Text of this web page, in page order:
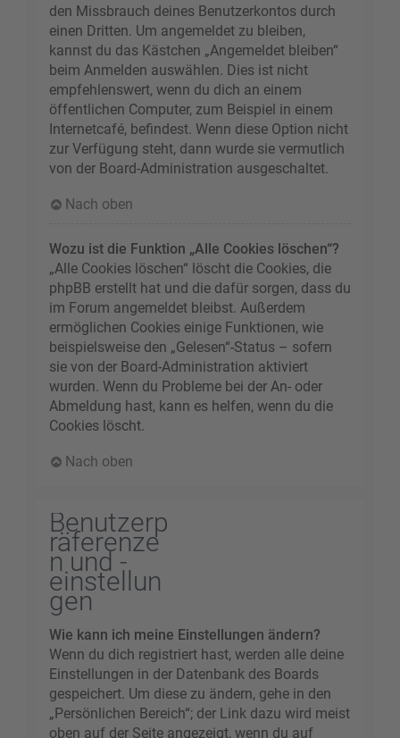
den Missbrauch deines Benutzerkontos durch
einen Dritten. Um angemeldet zu bleiben,
kannst du das Kästchen „Angemeldet bleiben“
beim Anmelden auswählen. Dies ist nicht
empfehlenswert, wenn du dich an einem
öffentlichen Computer, zum Beispiel in einem
Internetcafé, befindest. Wenn diese Option nicht
zur Verfügung steht, dann wurde sie vermutlich
von der Board-Administration ausgeschaltet.
Nach oben
Wozu ist die Funktion „Alle Cookies löschen“?
„Alle Cookies löschen“ löscht die Cookies, die
phpBB erstellt hat und die dafür sorgen, dass du
im Forum angemeldet bleibst. Außerdem
ermöglichen Cookies einige Funktionen, wie
beispielsweise den „Gelesen“-Status – sofern
sie von der Board-Administration aktiviert
wurden. Wenn du Probleme bei der An- oder
Abmeldung hast, kann es helfen, wenn du die
Cookies löscht.
Nach oben
Benutzerp
räferenze
n und -
einstellun
gen
Wie kann ich meine Einstellungen ändern?
Wenn du dich registriert hast, werden alle deine
Einstellungen in der Datenbank des Boards
gespeichert. Um diese zu ändern, gehe in den
„Persönlichen Bereich“; der Link dazu wird meist
oben auf der Seite angezeigt, wenn du auf